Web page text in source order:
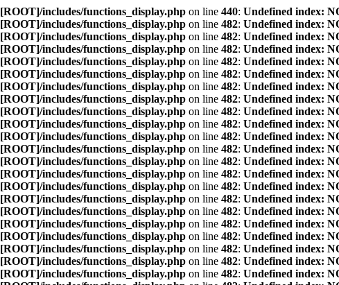
[ROOT]/includes/functions_display.php on line 440: Undefined index:
[ROOT]/includes/functions_display.php on line 482: Undefined index:
[ROOT]/includes/functions_display.php on line 482: Undefined index:
[ROOT]/includes/functions_display.php on line 482: Undefined index:
[ROOT]/includes/functions_display.php on line 482: Undefined index:
[ROOT]/includes/functions_display.php on line 482: Undefined index:
[ROOT]/includes/functions_display.php on line 482: Undefined index:
[ROOT]/includes/functions_display.php on line 482: Undefined index:
[ROOT]/includes/functions_display.php on line 482: Undefined index:
[ROOT]/includes/functions_display.php on line 482: Undefined index:
[ROOT]/includes/functions_display.php on line 482: Undefined index:
[ROOT]/includes/functions_display.php on line 482: Undefined index:
[ROOT]/includes/functions_display.php on line 482: Undefined index:
[ROOT]/includes/functions_display.php on line 482: Undefined index:
[ROOT]/includes/functions_display.php on line 482: Undefined index:
[ROOT]/includes/functions_display.php on line 482: Undefined index:
[ROOT]/includes/functions_display.php on line 482: Undefined index:
[ROOT]/includes/functions_display.php on line 482: Undefined index:
[ROOT]/includes/functions_display.php on line 482: Undefined index:
[ROOT]/includes/functions_display.php on line 482: Undefined index:
[ROOT]/includes/functions_display.php on line 482: Undefined index:
[ROOT]/includes/functions_display.php on line 482: Undefined index: